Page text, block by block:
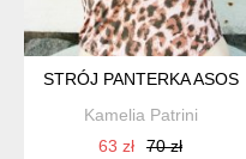
STRÓJ PANTERKA ASOS
Kamelia Patrini
63 zł
70 zł